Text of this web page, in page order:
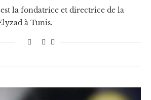
la fondatrice et directrice de la
à Tunis.